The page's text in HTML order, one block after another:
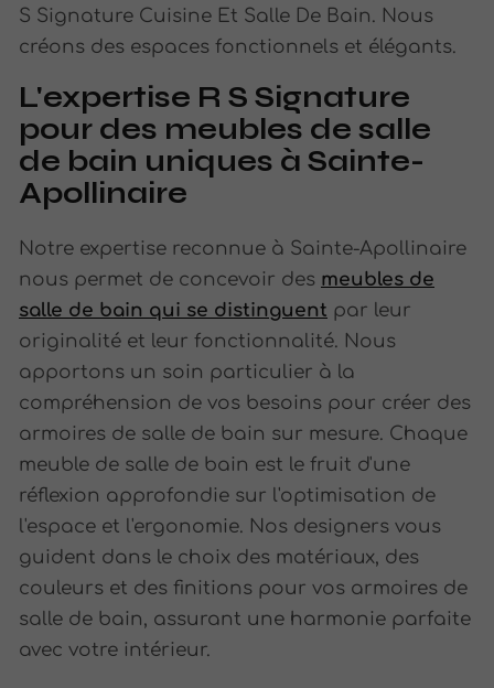
S Signature Cuisine Et Salle De Bain. Nous
créons des espaces fonctionnels et élégants.
L'expertise R S Signature
pour des meubles de salle
de bain uniques à Sainte-
Apollinaire
Notre expertise reconnue à Sainte-Apollinaire
nous permet de concevoir des meubles de
salle de bain qui se distinguent par leur
originalité et leur fonctionnalité. Nous
apportons un soin particulier à la
compréhension de vos besoins pour créer des
armoires de salle de bain sur mesure. Chaque
meuble de salle de bain est le fruit d'une
réflexion approfondie sur l'optimisation de
l'espace et l'ergonomie. Nos designers vous
guident dans le choix des matériaux, des
couleurs et des finitions pour vos armoires de
salle de bain, assurant une harmonie parfaite
avec votre intérieur.